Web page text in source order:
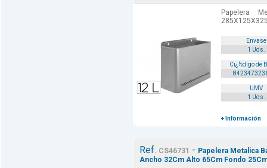
Papelera
Envase
1 Uds.
Cï¿½digo de
UMV
1 Uds.
+ Información
Ref. CS46731 - Papelera Metalica
Ancho 32Cm Alto 65Cm Fondo